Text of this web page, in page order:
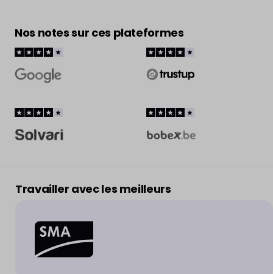
Nos notes sur ces plateformes
Travailler avec les meilleurs